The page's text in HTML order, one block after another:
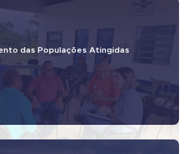
das Populações Atingidas